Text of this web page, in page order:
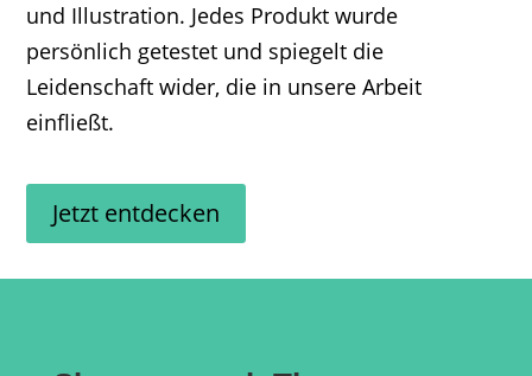
und Illustration. Jedes Produkt wurde
persönlich getestet und spiegelt die
Leidenschaft wider, die in unsere Arbeit
einfließt.
Jetzt entdecken